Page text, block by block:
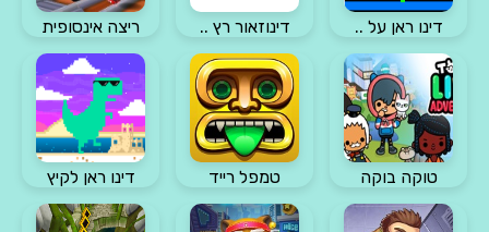
דינו ראן על .. דינוזאור רץ .. ריצה אינסופית
טוקה בוקה טמפל רייד דינו ראן לקיץ